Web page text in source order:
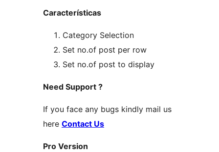
Características
Category Selection
Set no.of post per row
Set no.of post to display
Need Support ?
If you face any bugs kindly mail us
here Contact Us
Pro Version